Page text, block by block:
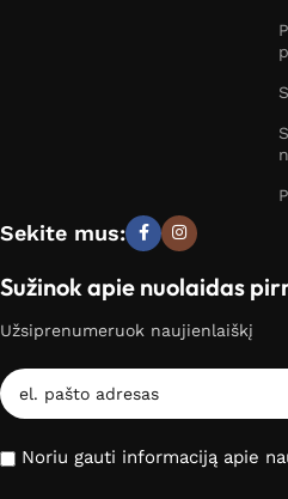
Sekite mus:
Sužinok apie nuolaidas
Užsiprenumeruok naujienlaiškį
Noriu gauti informaciją apie